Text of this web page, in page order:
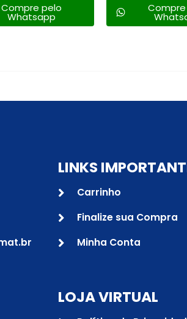
Compre pelo
Whatsapp
LINKS
Carrinho
Finalize sua Compra
Minha Conta
LOJA VIRTUAL